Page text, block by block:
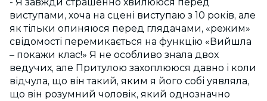
виступами, хоча на сцені виступаю з 10 років, але
як тільки опиняюся перед глядачами, «режим»
свідомості перемикається на функцію «Вийшла
– покажи клас!» Я не особливо знала двох
ведучих, але Притулою захоплююся давно і коли
відчула, що він такий, яким я його собі уявляла,
що він розумний чоловік, який однозначно